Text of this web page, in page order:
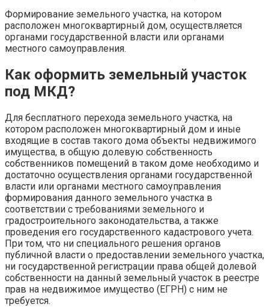
Формирование земельного участка, на котором
расположен многоквартирный дом, осуществляется
органами государственной власти или органами
местного самоуправления.
Как оформить земельный участок
под МКД?
Для бесплатного перехода земельного участка, на
котором расположен многоквартирный дом и иные
входящие в состав такого дома объекты недвижимого
имущества, в общую долевую собственность
собственников помещений в таком доме необходимо и
достаточно осуществления органами государственной
власти или органами местного самоуправления
формирования данного земельного участка в
соответствии с требованиями земельного и
градостроительного законодательства, а также
проведения его государственного кадастрового учета.
При том, что ни специального решения органов
публичной власти о предоставлении земельного участка,
ни государственной регистрации права общей долевой
собственности на данный земельный участок в реестре
прав на недвижимое имущество (ЕГРН) с ним не
требуется.